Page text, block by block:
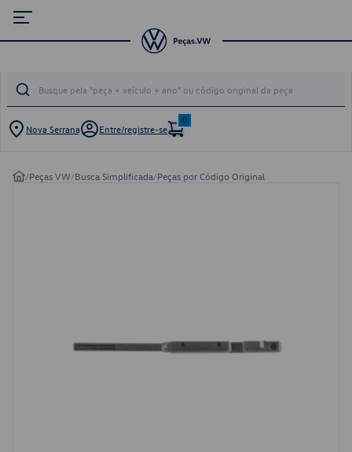
Nova Serrana Entre/registre-se
0
/Peças VW/Busca Simplificada/Peças por Código Original